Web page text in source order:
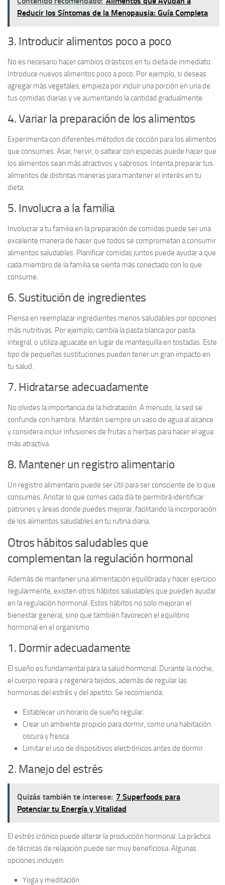
Reducir los Síntomas de la Menopausia: Guía Completa
3. Introducir alimentos poco a poco
No es necesario hacer cambios drásticos en tu dieta de inmediato.
Introduce nuevos alimentos poco a poco. Por ejemplo, si deseas
agregar más vegetales, empieza por incluir una porción en una de
tus comidas diarias y ve aumentando la cantidad gradualmente.
4. Variar la preparación de los alimentos
Experimenta con diferentes métodos de cocción para los alimentos
que consumes. Asar, hervir, o saltear con especias puede hacer que
los alimentos sean más atractivos y sabrosos. Intenta preparar tus
alimentos de distintas maneras para mantener el interés en tu
dieta.
5. Involucra a la familia
Involucrar a tu familiaen la preparación de comidas puede ser una
excelente manera de hacer que todos se comprometan a consumir
alimentos saludables. Planificar comidas juntos puede ayudar a que
cada miembro de la familia se sienta más conectado con lo que
consume.
6. Sustitución de ingredientes
Piensa en reemplazar ingredientes menos saludables por opciones
más nutritivas. Por ejemplo, cambia la pasta blanca por pasta
integral, o utiliza aguacate en lugar de mantequilla en tostadas. Este
tipo de pequeñas sustituciones pueden tener un gran impacto en
tu salud.
7. Hidratarse adecuadamente
No olvides la importancia de lahidratación. A menudo, la sed se
confunde con hambre. Mantén siempre un vaso de agua al alcance
y considera incluir infusiones de frutas o hierbas para hacer el agua
más atractiva.
8. Mantener un registro alimentario
Un registro alimentario puede ser útil para ser consciente de lo que
consumes. Anotar lo que comes cada día te permitirá identificar
patrones y áreas donde puedes mejorar, facilitando la incorporación
de los alimentos saludables en tu rutina diaria.
Otros hábitos saludables que
complementan la regulación hormonal
Además de mantener una alimentación equilibrada y hacer ejercicio
regularmente, existen otros hábitos saludables que pueden ayudar
en laregulación hormonal. Estos hábitos no solo mejoran el
bienestar general, sino que también favorecen el equilibrio
hormonal en el organismo.
1. Dormir adecuadamente
El sueño es fundamental para la salud hormonal. Durante la noche,
el cuerpo repara y regenera tejidos, además de regular las
hormonas del estrés y del apetito. Se recomienda:
Establecer un horario de sueño regular.
Crear un ambiente propicio para dormir, como una habitación
oscura y fresca.
Limitar el uso de dispositivos electrónicos antes de dormir.
2. Manejo del estrés
Quizás también te interese: 7 Superfoods para
Potenciar tu Energía y Vitalidad
El estrés crónico puede alterar la producción hormonal. La práctica
de técnicas de relajación puede ser muy beneficiosa. Algunas
opciones incluyen:
Yoga y meditación.